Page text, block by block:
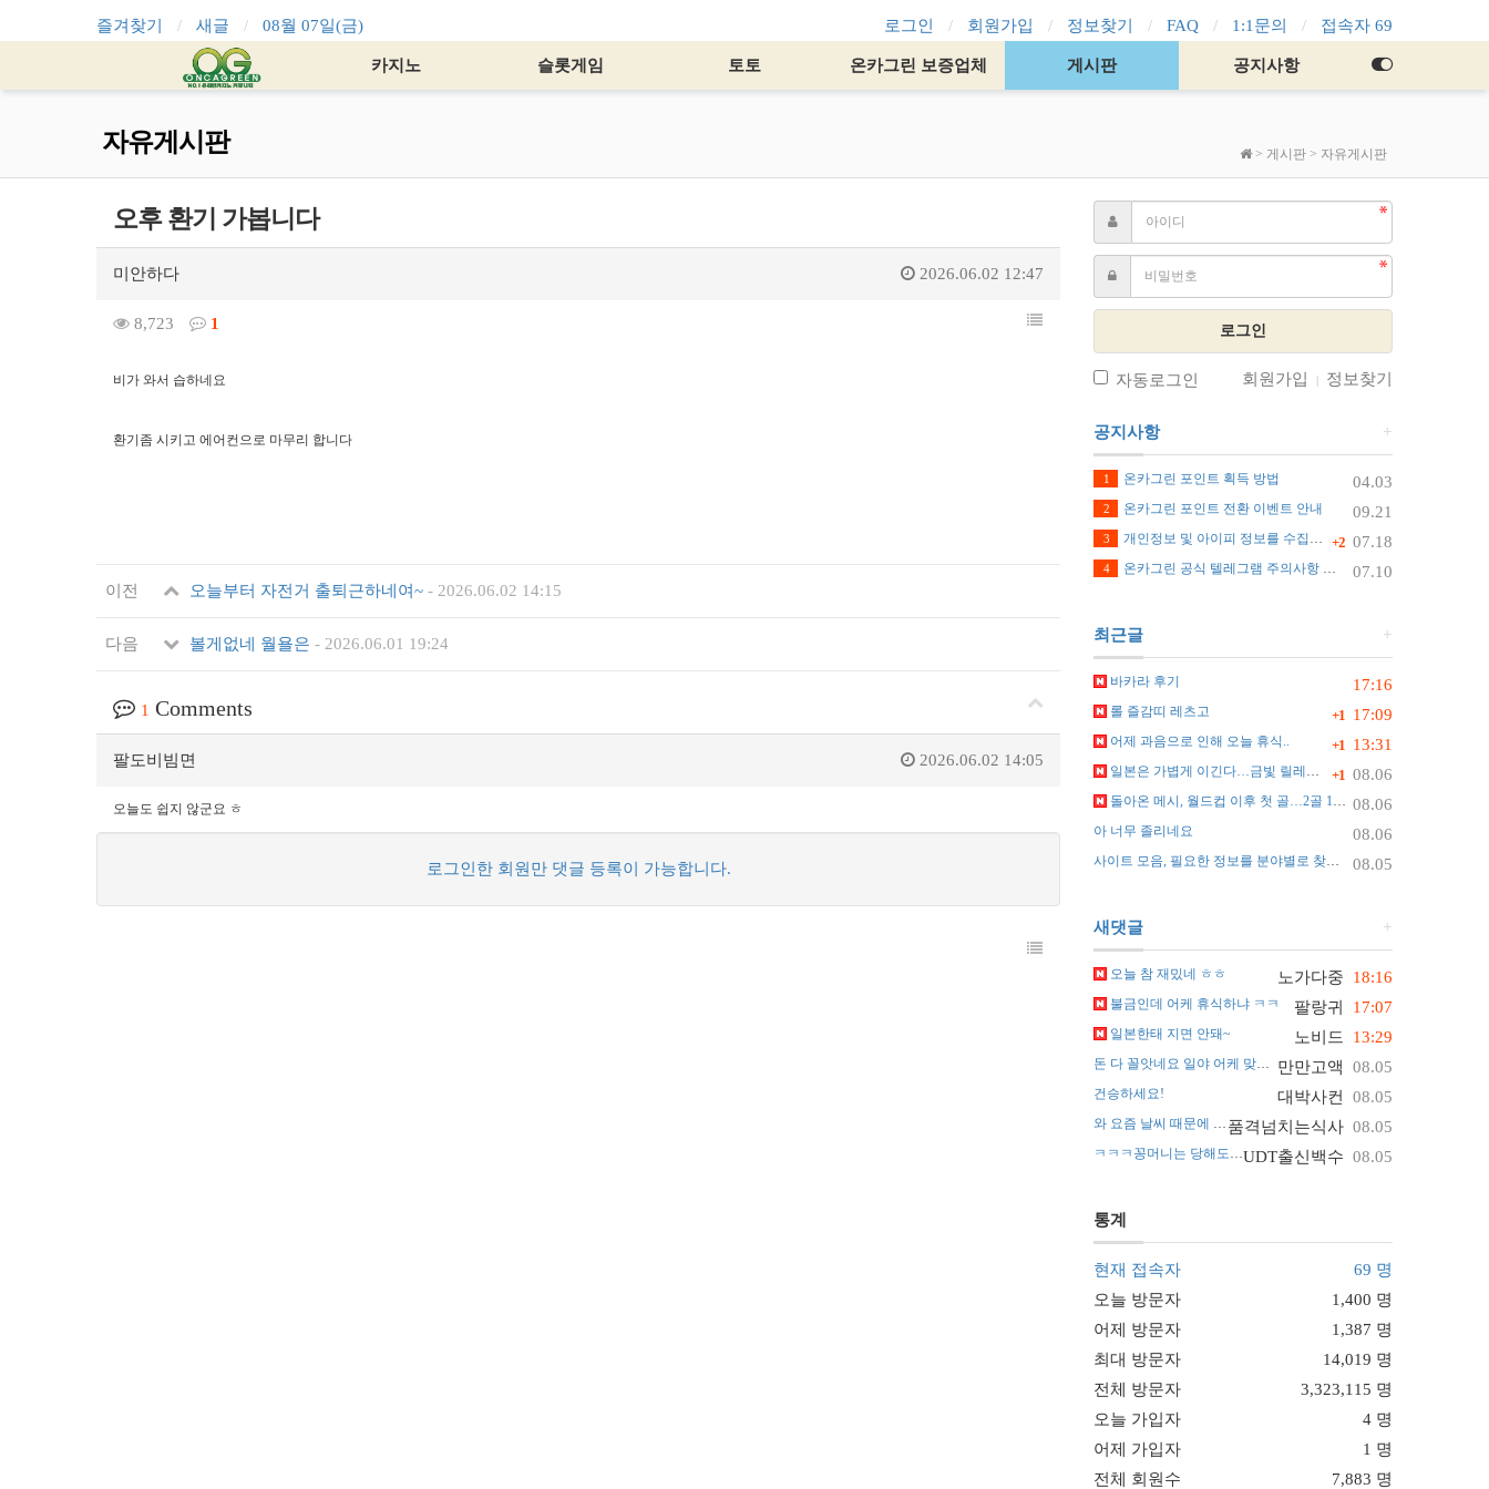
즐겨찾기 새글 08월 07일(금) 로그인 회원가입 정보찾기 FAQ 1:1문의 접속자 69
카지노 슬롯게임 토토 온카그린 보증업체 게시판 공지사항
자유게시판 > 게시판 > 자유게시판
오후 환기 가봅니다
미안하다 2026.06.02 12:47
8,723 1
비가 와서 습하네요
환기좀 시키고 에어컨으로 마무리 합니다
이전 오늘부터 자전거 출퇴근하네여~ - 2026.06.02 14:15
다음 볼게없네 월욜은 - 2026.06.01 19:24
1 Comments
팔도비빔면 2026.06.02 14:05
오늘도 쉽지 않군요 ㅎ
로그인한 회원만 댓글 등록이 가능합니다.
로그인
자동로그인 회원가입 | 정보찾기
+
공지사항
04.03
1 온카그린 포인트 획득 방법
09.21
2 온카그린 포인트 전환 이벤트 안내
+2 07.18
3 개인정보 및 아이피 정보를 수집하지 않습니다.
07.10
4 온카그린 공식 텔레그램 주의사항 안내
+
최근글
17:16
바카라 후기
+1 17:09
롤 즐감띠 레츠고
+1 13:31
어제 과음으로 인해 오늘 휴식..
+1 08.06
일본은 가볍게 이긴다…금빛 릴레이 자신
08.06
돌아온 메시, 월드컵 이후 첫 골…2골 1도움 원맨쇼
08.06
아 너무 졸리네요
08.05
사이트 모음, 필요한 정보를 분야별로 찾는 가장 쉬운 정리 방법
+
새댓글
노가다중 18:16
오늘 참 재밌네 ㅎㅎ
팔랑귀 17:07
불금인데 어케 휴식하냐 ㅋㅋ
노비드 13:29
일본한태 지면 안돼~
만만고액 08.05
돈 다 꼴앗네요 일야 어케 맞추나요 ㅠ
대박사컨 08.05
건승하세요!
품격넘치는식사 08.05
와 요즘 날씨 때문에 진짜 난리네요~
UDT출신백수 08.05
ㅋㅋㅋ꽁머니는 당해도 괜찮아요
통계
현재 접속자
69 명
오늘 방문자
1,400 명
어제 방문자
1,387 명
최대 방문자
14,019 명
전체 방문자
3,323,115 명
오늘 가입자
4 명
어제 가입자
1 명
전체 회원수
7,883 명